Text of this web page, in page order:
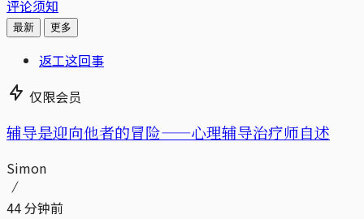
评论须知
最新 更多
返工这回事
仅限会员
辅导是迎向他者的冒险——心理辅导治疗师自述
Simon
44 分钟前